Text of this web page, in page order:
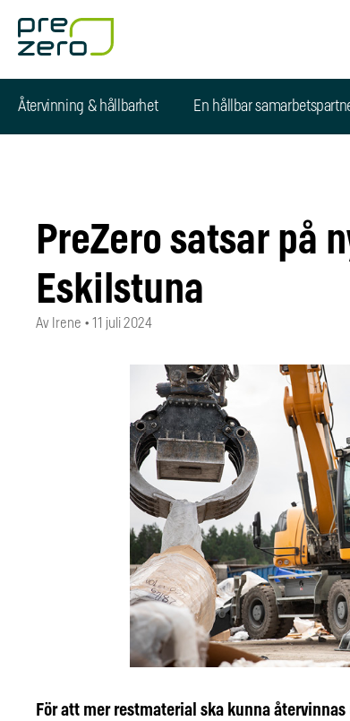
Återvinning & hållbarhet En hållbar
PreZero satsar på
Eskilstuna
Av Irene • 11 juli 2024
För att mer restmaterial ska kunna